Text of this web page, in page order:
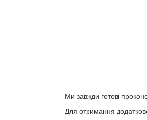
Ми завжди готові
Для отримання